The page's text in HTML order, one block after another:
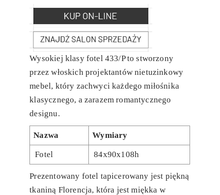
Wysokiej klasy fotel 433/P to stworzony
przez włoskich projektantów nietuzinkowy
mebel, który zachwyci każdego miłośnika
klasycznego, a zarazem romantycznego
designu.
Nazwa Wymiary
Fotel 84x90x108h
Prezentowany fotel tapicerowany jest piękną
tkaniną Florencja, która jest miękka w